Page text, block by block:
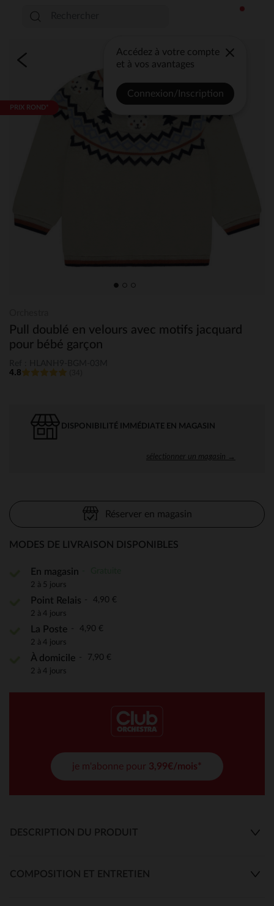
Accédez à votre compte
et à vos avantages
Connexion/Inscription
PRIX ROND*
Pull doublé en velours avec motifs jacquard
pour bébé garçon
4.8
DISPONIBILITÉ IMMÉDIATE EN MAGASIN
sélectionner un magasin →
Réserver en magasin
MODES DE LIVRAISON DISPONIBLES
En magasin
2 à 5 jours
Point Relais 4,90 €
2 à 4 jours
La Poste 4,90 €
2 à 4 jours
À domicile 7,90 €
2 à 4 jours
je m'abonne pour 3,99€/mois*
DESCRIPTION DU PRODUIT
COMPOSITION ET ENTRETIEN